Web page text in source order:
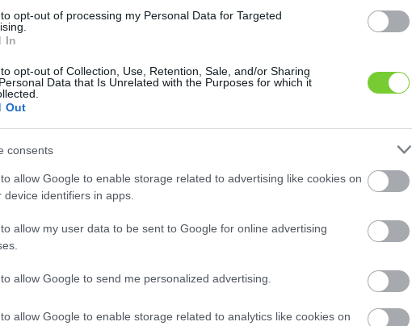
opt-out of processing my Personal Data for Targeted
In
opt-out of Collection, Use, Retention, Sale, and/or Sharing
Data that Is Unrelated with the Purposes for which it
Out
consents
allow Google to enable storage related to advertising like cookies on
device identifiers in apps.
allow my user data to be sent to Google for online advertising
allow Google to send me personalized advertising.
allow Google to enable storage related to analytics like cookies on
2
2
2